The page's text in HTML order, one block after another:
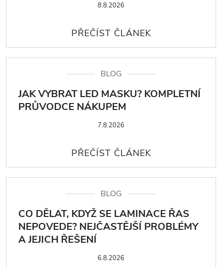
8.8.2026
BLOG
JAK VYBRAT LED MASKU? KOMPLETNÍ
PRŮVODCE NÁKUPEM
7.8.2026
BLOG
CO DĚLAT, KDYŽ SE LAMINACE ŘAS
NEPOVEDE? NEJČASTĚJŠÍ PROBLÉMY
A JEJICH ŘEŠENÍ
6.8.2026